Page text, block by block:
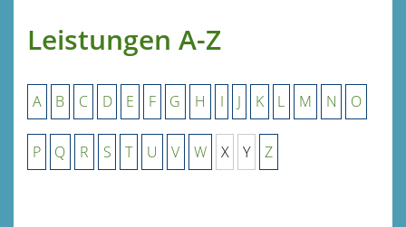
Leistungen A-Z
A B C D E F G H I J K L M N O
P Q R S T U V W X Y Z